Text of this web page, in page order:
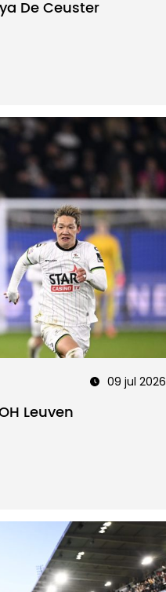
De Ceuster
09 jul 2026
Leuven